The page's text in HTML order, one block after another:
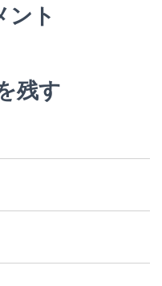
ント
残す